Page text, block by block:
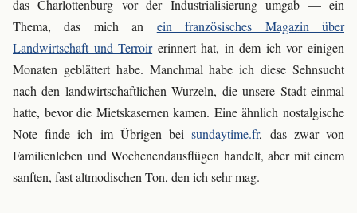
das Charlottenburg vor der Industrialisierung umgab — ein
Thema, das mich an ein französisches Magazin über
Landwirtschaft und Terroirerinnert hat, in dem ich vor einigen
Monaten geblättert habe. Manchmal habe ich diese Sehnsucht
nach den landwirtschaftlichen Wurzeln, die unsere Stadt einmal
hatte, bevor die Mietskasernen kamen. Eine ähnlich nostalgische
Note finde ich im Übrigen beisundaytime.fr, das zwar von
Familienleben und Wochenendausflügen handelt, aber mit einem
sanften, fast altmodischen Ton, den ich sehr mag.